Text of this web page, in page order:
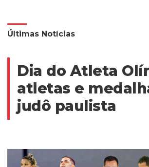
Últimas Notícias
Dia do Atleta
atletas e
judô paulista